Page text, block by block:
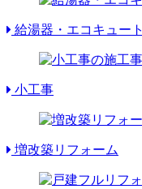
給湯器・エコキュート
小工事
増改築リフォーム